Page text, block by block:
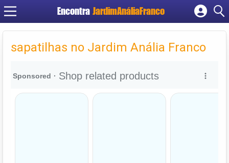
Encontra JardimAnáliaFranco
Cadastrar empresa
Criar conta
sapatilhas no Jardim Anália Franco